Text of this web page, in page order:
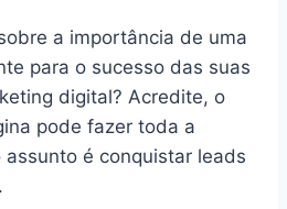
a importância de uma
para o sucesso das suas
digital? Acredite, o
pode fazer toda a
é conquistar leads